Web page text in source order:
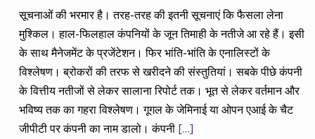
सूचनाओं की भरमार है। तरह-तरह की इतनी सूचनाएं कि फैसला लेना
मुश्किल। हाल-फिलहाल कंपनियों के जून तिमाही के नतीजे आ रहे हैं। इसी
के साथ मैनेजमेंट के प्रजेंटेशन। फिर भांति-भांति के एनालिस्टों के
विश्लेषण। ब्रोकरों की तरफ से खरीदने की संस्तुतियां। सबके पीछे कंपनी
के वित्तीय नतीजों से लेकर सालाना रिपोर्ट तक। भूत से लेकर वर्तमान और
भविष्य तक का गहरा विश्लेषण। गूगल के जेमिनाई या ओपन एआई के चैट
जीपीटी पर कंपनी का नाम डालो। कंपनी […]